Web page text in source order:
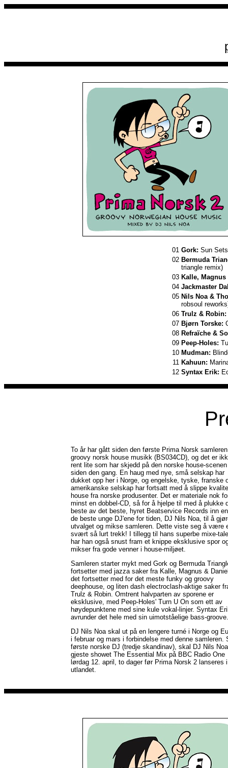
01 Gork: Sun
02 Bermuda
triangle remix)
03 Kalle,
04 Jackmaster
05 Nils Noa &
robsoul
06 Trulz & Robin:
07 Bjørn Torske:
08 Refraïche &
09 Peep-Holes:
10 Mudman:
11 Kahuun:
12 Syntax Erik:
To år har gått siden den første Prima Norsk
groovy norsk house musikk (BS034CD), og det er
rent lite som har skjedd på den norske house-scenen
siden den gang. En haug med nye, små selskap har
dukket opp her i Norge, og engelske, tyske, franske
amerikanske selskap har fortsatt med å slippe
house fra norske produsenter. Det er materiale nok
minst en dobbel-CD, så for å hjelpe til med å plukke
beste av det beste, hyret Beatservice Records inn
de beste unge DJ'ene for tiden, DJ Nils Noa, til å
utvalget og mikse samleren. Dette viste seg å være
svært så lurt trekk! I tillegg til hans superbe mixe-
har han også snust fram et knippe eksklusive spor
mikser fra gode venner i house-miljøet.
Samleren starter mykt med Gork og Bermuda
fortsetter med jazza saker fra Kalle, Magnus &
det fortsetter med for det meste funky og groovy
deephouse, og liten dash electroclash-aktige saker
Trulz & Robin. Omtrent halvparten av sporene er
eksklusive, med Peep-Holes' Turn U On som ett av
høydepunktene med sine kule vokal-linjer. Syntax
avrunder det hele med sin uimotståelige bass-groove.
DJ Nils Noa skal ut på en lengere turné i Norge og
i februar og mars i forbindelse med denne samleren.
første norske DJ (tredje skandinav), skal DJ Nils Noa
gjeste showet The Essential Mix på BBC Radio One
lørdag 12. april, to dager før Prima Norsk 2 lanseres i
utlandet.